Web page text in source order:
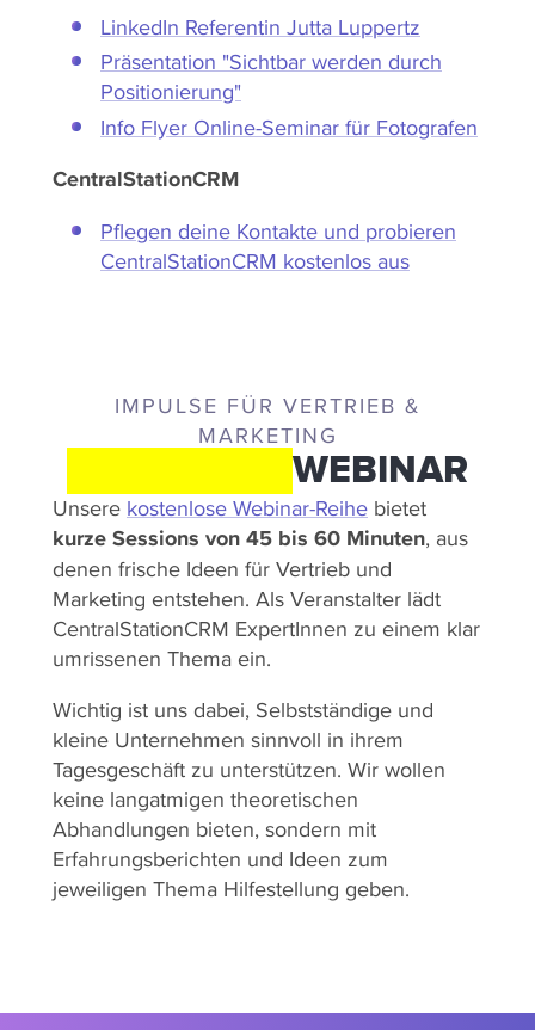
LinkedIn Referentin Jutta Luppertz
Präsentation "Sichtbar werden durch
Positionierung"
Info Flyer Online-Seminar für Fotografen
CentralStationCRM
Pflegen deine Kontakte und probieren
CentralStationCRM kostenlos aus
IMPULSE FÜR VERTRIEB &
MARKETING
WEBINAR
Unsere kostenlose Webinar-Reihe bietet
kurze Sessions von 45 bis 60 Minuten, aus
denen frische Ideen für Vertrieb und
Marketing entstehen. Als Veranstalter lädt
CentralStationCRM ExpertInnen zu einem klar
umrissenen Thema ein.
Wichtig ist uns dabei, Selbstständige und
kleine Unternehmen sinnvoll in ihrem
Tagesgeschäft zu unterstützen. Wir wollen
keine langatmigen theoretischen
Abhandlungen bieten, sondern mit
Erfahrungsberichten und Ideen zum
jeweiligen Thema Hilfestellung geben.